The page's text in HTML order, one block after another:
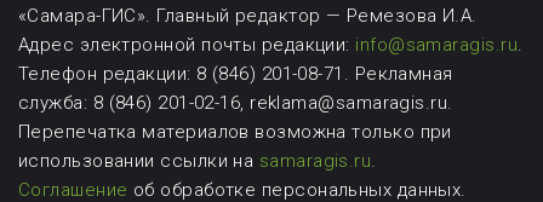
«Самара-ГИС». Главный редактор — Ремезова И.А.
Адрес электронной почты редакции: info@samaragis.ru.
Телефон редакции: 8 (846) 201-08-71. Рекламная
служба: 8 (846) 201-02-16, reklama@samaragis.ru.
Перепечатка материалов возможнатолько при
использовании ссылки на samaragis.ru.
Соглашение об обработке персональных данных.